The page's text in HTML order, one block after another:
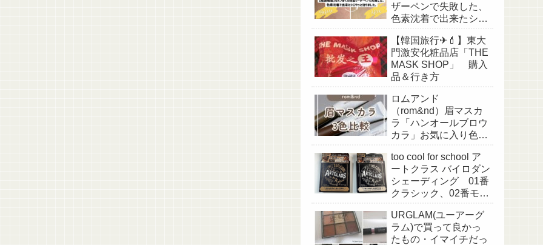
ザーペンで失敗した、
色素沈着で出来たシミ
あり】
【韓国旅行✈💄】東大
門激安化粧品店「THE
MASK SHOP」 購入
品＆行き方
ロムアンド
（rom&nd）眉マスカ
ラ「ハンオールブロウ
カラ」お気に入り色3
too cool for school ア
ートクラス バイロダン
シェーディング 01番
クラシック、02番モダ
た。
URGLAM(ユーアーグ
ラム)で買って良かっ
たもの・イマイチだっ